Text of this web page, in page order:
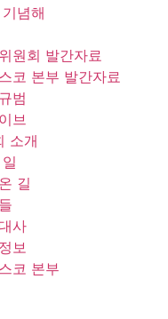
념해
원회 발간자료
코 본부 발간자료
범
브
소개
길
사
보
코 본부